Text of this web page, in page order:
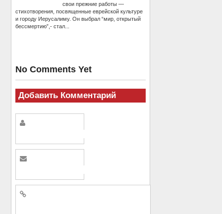
свои прежние работы —
стихотворения, посвященные еврейской культуре
и городу Иерусалиму. Он выбрал “мир, открытый
бессмертию”,- стал...
No Comments Yet
Добавить Комментарий